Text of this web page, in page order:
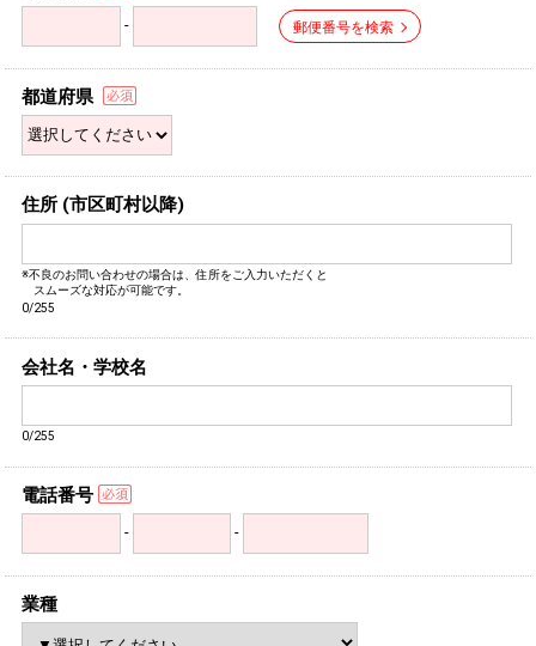
- 郵便番号を検索
都道府県
住所 (市区町村以降)
※不良のお問い合わせの場合は、住所をご入力いただくと
スムーズな対応が可能です。
0/255
会社名・学校名
0/255
電話番号
- -
業種